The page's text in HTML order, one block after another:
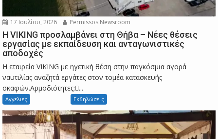
17 Ιουλίου, 2026 Permissos Newsroom
Η VIKING προσλαμβάνει στη Θήβα – Νέες θέσεις
εργασίας με εκπαίδευση και ανταγωνιστικές
αποδοχές
Η εταιρεία VIKING με ηγετική θέση στην παγκόσμια αγορά
ναυτιλίας αναζητά εργάτες στον τομέα κατασκευής
σκαφών.Αρμοδιότητες:...
Αγγελιες Εκδηλώσεις